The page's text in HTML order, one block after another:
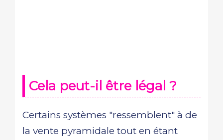
Cela peut-il être légal ?
Certains systèmes "ressemblent" à de
la vente pyramidale tout en étant